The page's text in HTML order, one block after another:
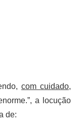
com cuidado,
a locução
de: